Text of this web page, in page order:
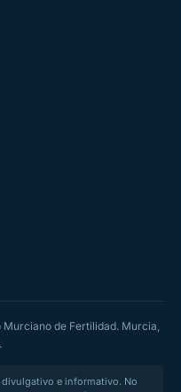
de Fertilidad. Murcia,
e informativo. No